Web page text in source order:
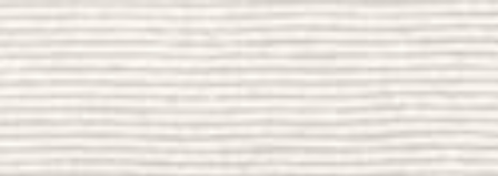
Bride & Groom
Assalamualaikum wr. wb.
Dengan memohon Rahmat dan Ridho Allah SWT yang telah